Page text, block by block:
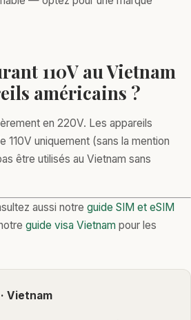
110V au Vietnam
américains ?
en 220V. Les appareils
110V uniquement (sans la mention
être utilisés au Vietnam sans
aussi notre guide SIM et eSIM
guide visa Vietnam pour les
Vietnam